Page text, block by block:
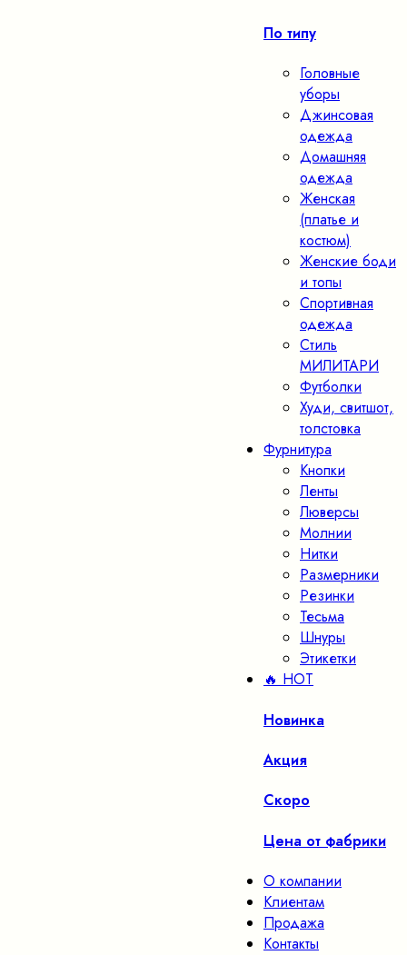
По типу
Головные
уборы
Джинсовая
одежда
Домашняя
одежда
Женская
(платье и
костюм)
Женские боди
и топы
Спортивная
одежда
Стиль
МИЛИТАРИ
Футболки
Худи, свитшот,
толстовка
Фурнитура
Кнопки
Ленты
Люверсы
Молнии
Нитки
Размерники
Резинки
Тесьма
Шнуры
Этикетки
🔥 HOT
Новинка
Акция
Скоро
Цена от фабрики
О компании
Клиентам
Продажа
Контакты